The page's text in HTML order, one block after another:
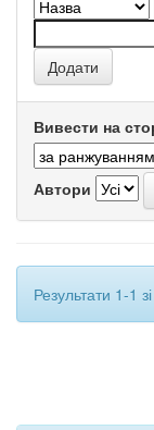
Вивести на
Автори
Результати 1-1